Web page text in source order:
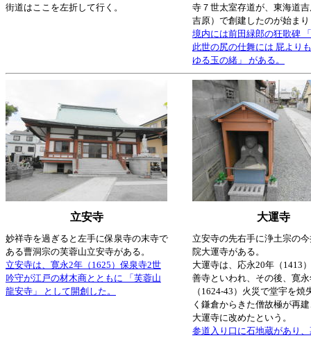
街道はここを左折して行く。
寺７世太室存道が、東海道
吉原）で創建したのが始ま
境内には前田緑郎の狂歌碑
此世の尻の仕舞には 屁より
ゆる玉の緒」 がある。
立安寺 大運寺
妙祥寺を過ぎると左手に保泉寺の末寺で
ある曹洞宗の芙蓉山立安寺がある。
立安寺は、寛永2年（1625）保泉寺2世
吟守が江戸の材木商とともに 「芙蓉山
龍安寺」 として開創した。
立安寺の先右手に浄土宗の
院大運寺がある。
大運寺は、応永20年（1413
善寺といわれ、その後、寛
（1624-43）火災で堂宇を焼
く鎌倉からきた僧故極が再
大運寺に改めたという。
参道入り口に石地蔵があり